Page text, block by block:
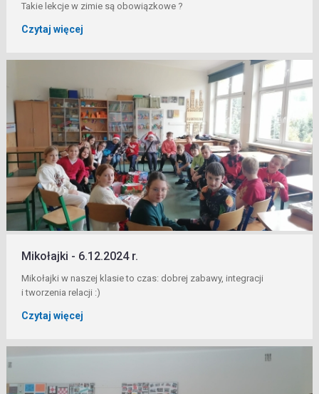
Takie lekcje w zimie są obowiązkowe ?
Czytaj więcej
Mikołajki - 6.12.2024 r.
Mikołajki w naszej klasie to czas: dobrej zabawy, integracji
i tworzenia relacji :)
Czytaj więcej